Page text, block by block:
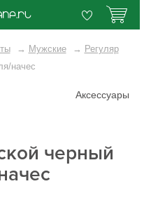
→ Мужские → Регуляр
начес
Аксессуары
черный